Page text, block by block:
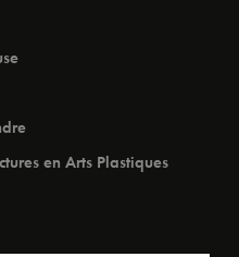
en Arts Plastiques